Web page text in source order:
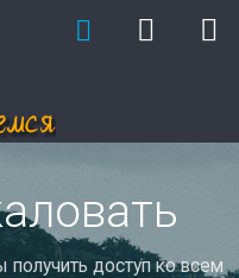
получить доступ ко всем